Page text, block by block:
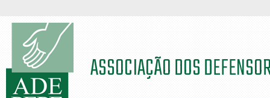
ASSOCIAÇÃO DOS